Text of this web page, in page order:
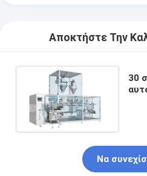
Αποκτήστε Την
30
Να